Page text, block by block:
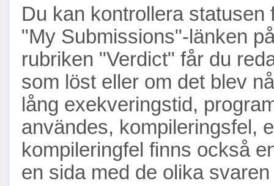
Du kan kontrollera
"My Submissions"-länken
rubriken "Verdict" får du
som löst eller om det blev
lång exekveringstid,
användes, kompileringsfel,
kompileringfel finns också
en sida med de olika